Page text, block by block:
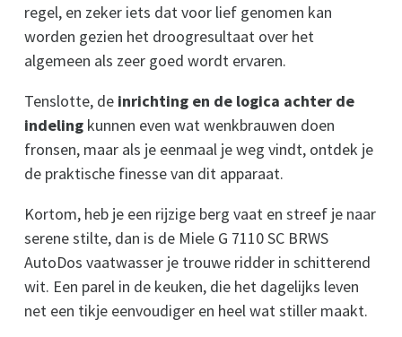
regel, en zeker iets dat voor lief genomen kan
worden gezien het droogresultaat over het
algemeen als zeer goed wordt ervaren.
Tenslotte, de inrichting en de logica achter de
indeling kunnen even wat wenkbrauwen doen
fronsen, maar als je eenmaal je weg vindt, ontdek je
de praktische finesse van dit apparaat.
Kortom, heb je een rijzige berg vaat en streef je naar
serene stilte, dan is de Miele G 7110 SC BRWS
AutoDos vaatwasser je trouwe ridder in schitterend
wit. Een parel in de keuken, die het dagelijks leven
net een tikje eenvoudiger en heel wat stiller maakt.